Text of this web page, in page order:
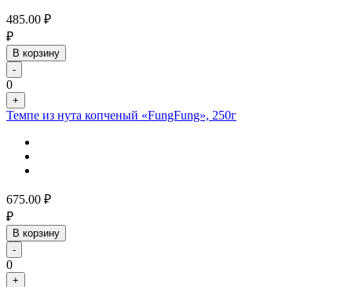
485.00 ₽
₽
В корзину
-
0
+
Темпе из нута копченый «FungFung», 250г
675.00 ₽
₽
В корзину
-
0
+